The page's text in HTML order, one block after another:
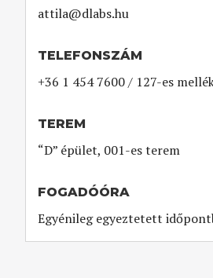
attila@dlabs.hu
TELEFONSZÁM
+36 1 454 7600 / 127-es
TEREM
“D” épület, 001-es terem
FOGADÓÓRA
Egyénileg egyeztetett